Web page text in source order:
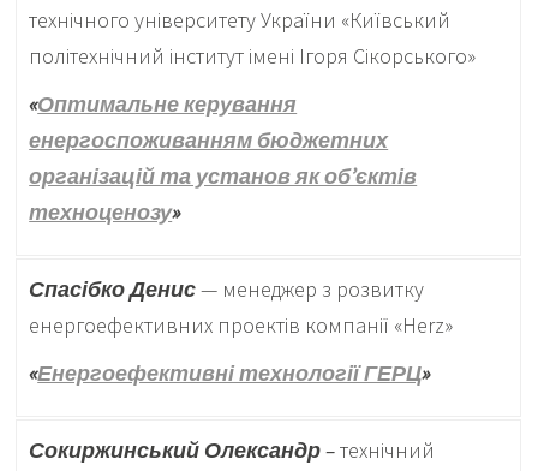
технічного університету України «Київський
політехнічний інститут імені Ігоря Сікорського»
«Оптимальне керування
енергоспоживанням бюджетних
організацій та установ як об’єктів
техноценозу»
Спасібко Денис— менеджер з розвитку
енергоефективних проектів компанії «Herz»
«Енергоефективні технології ГЕРЦ»
Сокиржинський Олександр–технічний